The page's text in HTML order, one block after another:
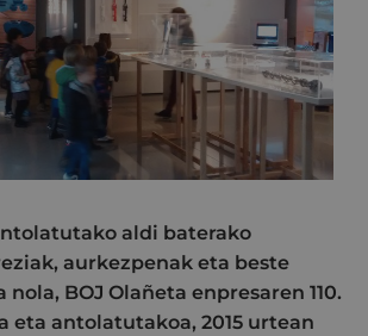
aldi baterako
aurkezpenak eta beste
BOJ Olañeta enpresaren 110.
eta antolatutakoa, 2015 urtean